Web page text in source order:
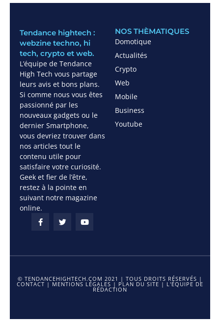
Tendance hightech :
webzine techno, hi
tech, crypto et web.
L’équipe de Tendance
High Tech vous partage
leurs avis et bons plans.
Si comme nous vous êtes
passionné par les
nouveaux gadgets ou le
dernier Smartphone,
vous devriez trouver dans
nos articles tout le
contenu utile pour
satisfaire votre curiosité.
Geek et fier de l’être,
restez à la pointe en
suivant notre magazine
online.
NOS THÈMATIQUES
Domotique
Actualités
Crypto
Web
Mobile
Business
Youtube
© TENDANCEHIGHTECH.COM 2021 | TOUS DROITS RÉSERVÉS |
CONTACT | MENTIONS LÉGALES | PLAN DU SITE | L'ÉQUIPE DE
RÉDACTION